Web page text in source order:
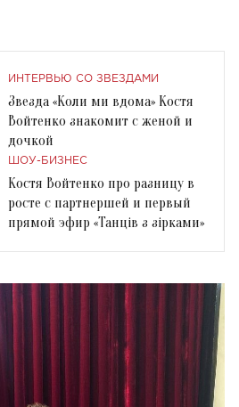
ИНТЕРВЬЮ СО ЗВЕЗДАМИ
Звезда «Коли ми вдома» Костя
Войтенко знакомит с женой и
дочкой
ШОУ-БИЗНЕС
Костя Войтенко про разницу в
росте с партнершей и первый
прямой эфир «Танців з зірками»